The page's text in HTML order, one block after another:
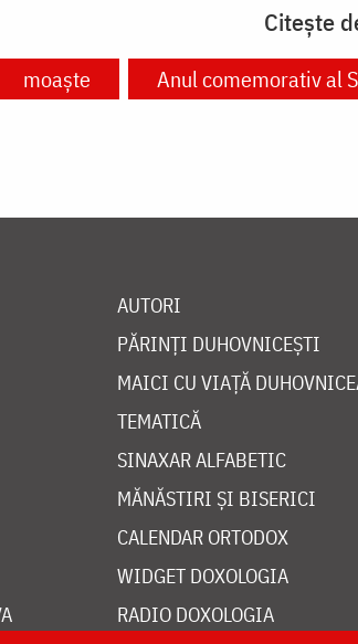
Citește
moaște Anul comemorativ al
AUTORI
PĂRINȚI DUHOVNICEȘTI
MAICI CU VIAȚĂ
TEMATICĂ
SINAXAR ALFABETIC
MĂNĂSTIRI ȘI BISERICI
CALENDAR ORTODOX
WIDGET DOXOLOGIA
RADIO DOXOLOGIA